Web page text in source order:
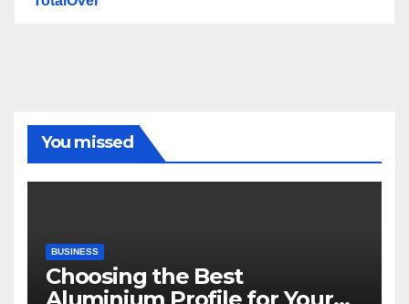
You missed
BUSINESS
Choosing the Best